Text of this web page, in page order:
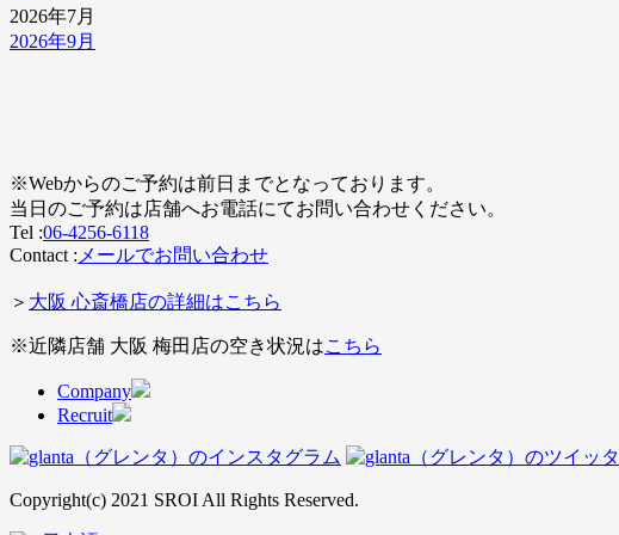
2026年7月
2026年9月
※Webからのご予約は前日までとなっております。
当日のご予約は店舗へお電話にてお問い合わせください。
Tel :06-4256-6118
Contact : メールでお問い合わせ
＞ 大阪 心斎橋店の詳細はこちら
※近隣店舗 大阪 梅田店の空き状況はこちら
Company
Recruit
Copyright(c) 2021 SROI All Rights Reserved.